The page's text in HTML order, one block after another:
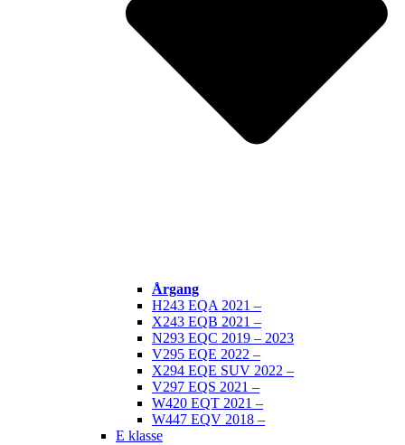
Årgang
H243 EQA 2021 –
X243 EQB 2021 –
N293 EQC 2019 – 2023
V295 EQE 2022 –
X294 EQE SUV 2022 –
V297 EQS 2021 –
W420 EQT 2021 –
W447 EQV 2018 –
E klasse